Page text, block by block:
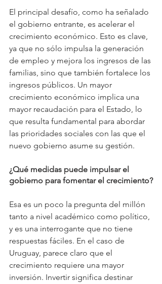
El principal desafío, como ha señalado
el gobierno entrante, es acelerar el
crecimiento económico. Esto es clave,
ya que no sólo impulsa la generación
de empleo y mejora los ingresos de las
familias, sino que también fortalece los
ingresos públicos. Un mayor
crecimiento económico implica una
mayor recaudación para el Estado, lo
que resulta fundamental para abordar
las prioridades sociales con las que el
nuevo gobierno asume su gestión.
¿Qué medidas puede impulsar el
gobierno para fomentar el crecimiento?
Esa es un poco la pregunta del millón
tanto a nivel académico como político,
y es una interrogante que no tiene
respuestas fáciles. En el caso de
Uruguay, parece claro que el
crecimiento requiere una mayor
inversión. Invertir significa destinar